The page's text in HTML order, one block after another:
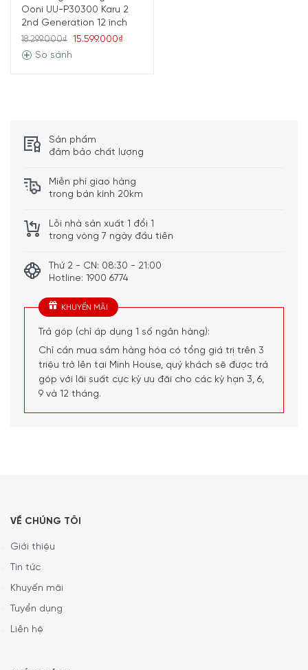
Ooni UU-P30300 Karu 2
2nd Generation 12 inch
18.299.000₫
15.599.000₫
So sánh
Sản phẩm
đảm bảo chất lượng
Miễn phí giao hàng
trong bán kính 20km
Lỗi nhà sản xuất 1 đổi 1
trong vòng 7 ngày đầu tiên
Thứ 2 - CN: 08:30 - 21:00
Hotline: 1900 6774
KHUYẾN MÃI
Trả góp (chỉ áp dụng 1 số ngân hàng):
Chỉ cần mua sắm hàng hóa có tổng giá trị trên 3
triệu trở lên tại Minh House, quý khách sẽ được trả
góp với lãi suất cực kỳ ưu đãi cho các kỳ hạn 3, 6,
9 và 12 tháng.
VỀ CHÚNG TÔI
Giới thiệu
Tin tức
Khuyến mãi
Tuyển dụng
Liên hệ